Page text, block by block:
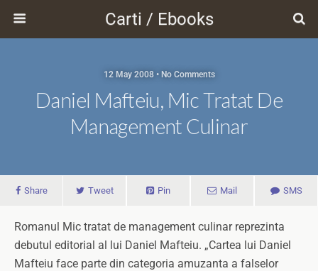
Carti / Ebooks
12 May 2008 • No Comments
Daniel Mafteiu, Mic Tratat De
Management Culinar
Share Tweet Pin Mail SMS
Romanul Mic tratat de management culinar reprezinta
debutul editorial al lui Daniel Mafteiu. „Cartea lui Daniel
Mafteiu face parte din categoria amuzanta a falselor